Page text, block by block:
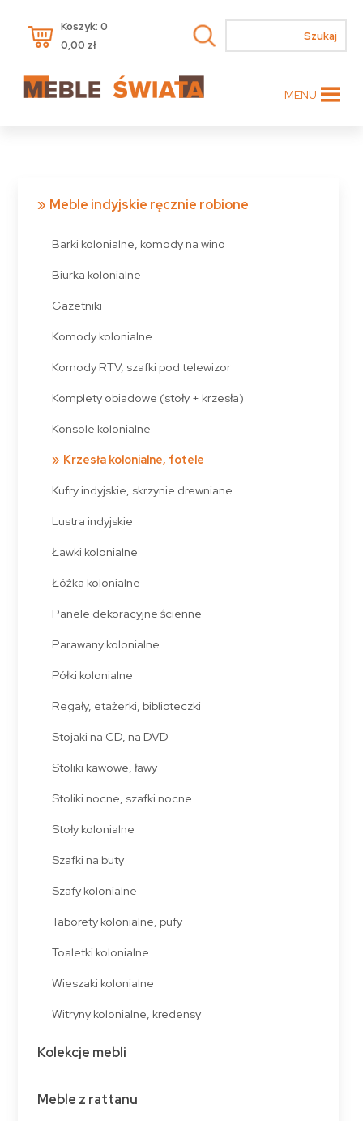
Koszyk: 0
0,00 zł
MENU
Meble indyjskie ręcznie robione
Barki kolonialne, komody na wino
Biurka kolonialne
Gazetniki
Komody kolonialne
Komody RTV, szafki pod telewizor
Komplety obiadowe (stoły + krzesła)
Konsole kolonialne
Krzesła kolonialne, fotele
Kufry indyjskie, skrzynie drewniane
Lustra indyjskie
Ławki kolonialne
Łóżka kolonialne
Panele dekoracyjne ścienne
Parawany kolonialne
Półki kolonialne
Regały, etażerki, biblioteczki
Stojaki na CD, na DVD
Stoliki kawowe, ławy
Stoliki nocne, szafki nocne
Stoły kolonialne
Szafki na buty
Szafy kolonialne
Taborety kolonialne, pufy
Toaletki kolonialne
Wieszaki kolonialne
Witryny kolonialne, kredensy
Kolekcje mebli
Meble z rattanu